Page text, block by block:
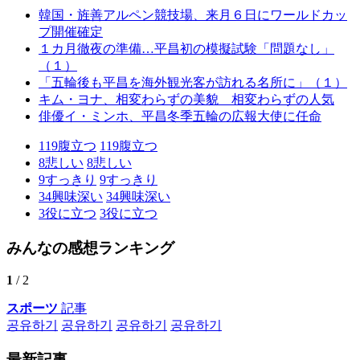
韓国・旌善アルペン競技場、来月６日にワールドカッ
プ開催確定
１カ月徹夜の準備…平昌初の模擬試験「問題なし」
（１）
「五輪後も平昌を海外観光客が訪れる名所に」（１）
キム・ヨナ、相変わらずの美貌 相変わらずの人気
俳優イ・ミンホ、平昌冬季五輪の広報大使に任命
119腹立つ 119腹立つ
8悲しい 8悲しい
9すっきり 9すっきり
34興味深い 34興味深い
3役に立つ 3役に立つ
みんなの感想ランキング
1 / 2
スポーツ 記事
공유하기
공유하기 공유하기 공유하기